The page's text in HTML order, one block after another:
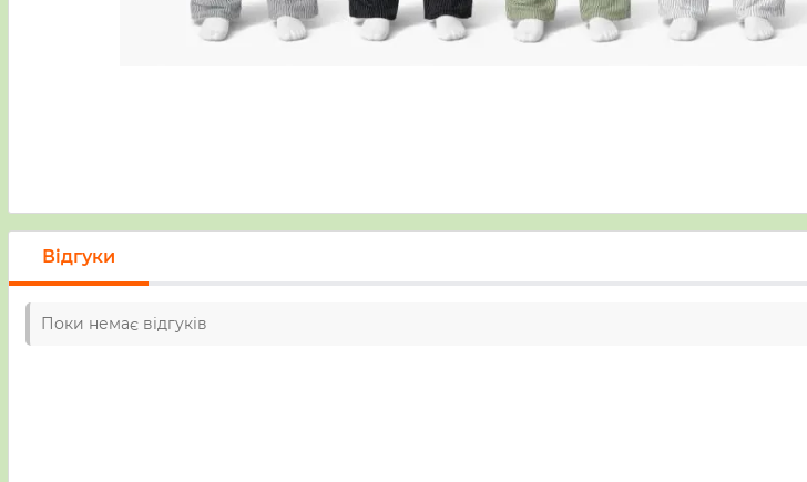
Відгуки
Поки немає відгуків